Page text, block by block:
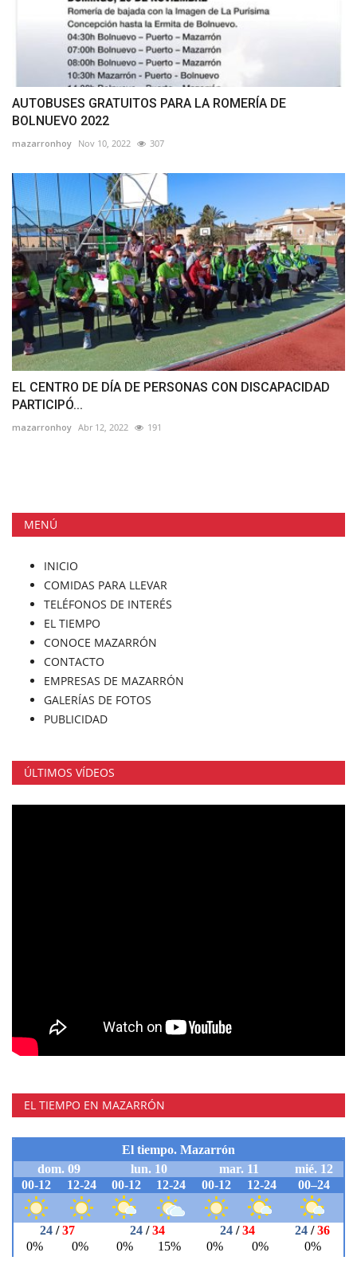
AUTOBUSES GRATUITOS PARA LA ROMERÍA DE
BOLNUEVO 2022
mazarronhoy Nov 10, 2022 307
EL CENTRO DE DÍA DE PERSONAS CON DISCAPACIDAD
PARTICIPÓ...
mazarronhoy Abr 12, 2022 191
MENÚ
INICIO
COMIDAS PARA LLEVAR
TELÉFONOS DE INTERÉS
EL TIEMPO
CONOCE MAZARRÓN
CONTACTO
EMPRESAS DE MAZARRÓN
GALERÍAS DE FOTOS
PUBLICIDAD
ÚLTIMOS VÍDEOS
EL TIEMPO EN MAZARRÓN